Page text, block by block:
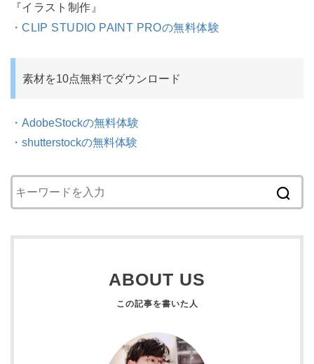
『イラスト制作』
・CLIP STUDIO PAINT PROの無料体験
素材を10点無料でダウンロード
・AdobeStockの無料体験
・shutterstockの無料体験
ABOUT US